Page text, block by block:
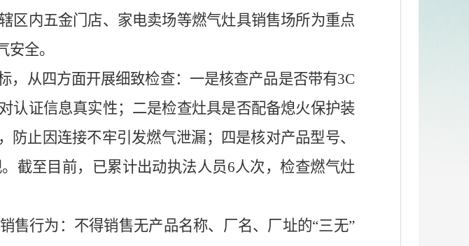
区内五金门店、家电卖场等燃气灶具销售场所为重点
全。
，从四方面开展细致检查：一是核查产品是否带有3C
认证信息真实性；二是检查灶具是否配备熄火保护装
防止因连接不牢引发燃气泄漏；四是核对产品型号、
截至目前，已累计出动执法人员6人次，检查燃气灶
售行为：不得销售无产品名称、厂名、厂址的“三无”